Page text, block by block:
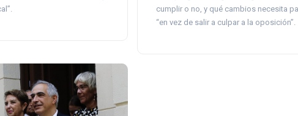
cumplir o no, y qué cambios necesita
“en vez de salir a culpar a la oposición”.